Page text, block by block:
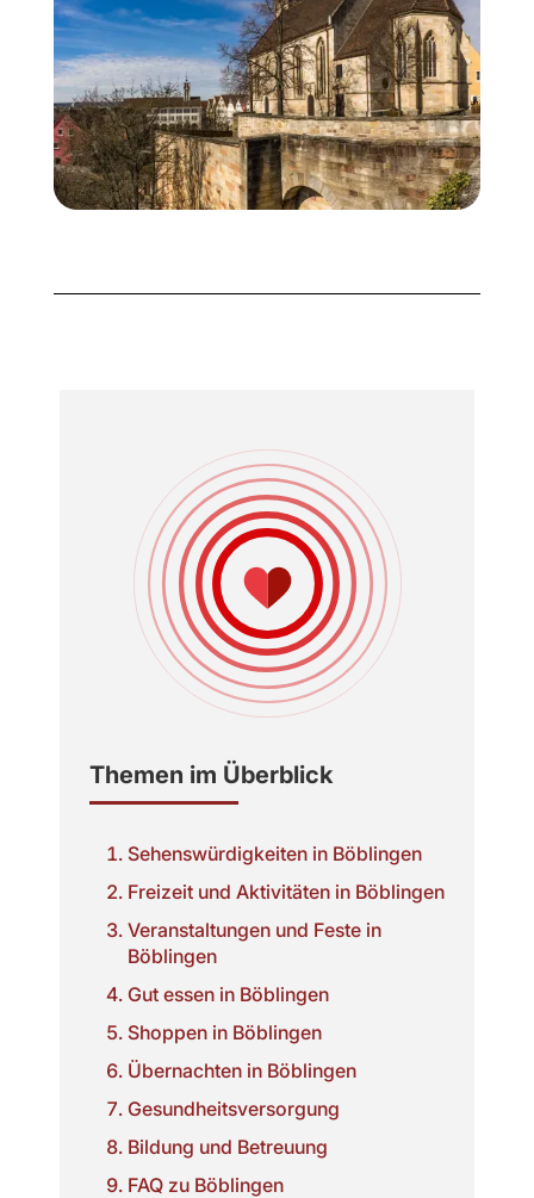
Themen im Überblick
Sehenswürdigkeiten in Böblingen
Freizeit und Aktivitäten in Böblingen
Veranstaltungen und Feste in
Böblingen
Gut essen in Böblingen
Shoppen in Böblingen
Übernachten in Böblingen
Gesundheitsversorgung
Bildung und Betreuung
FAQ zu Böblingen